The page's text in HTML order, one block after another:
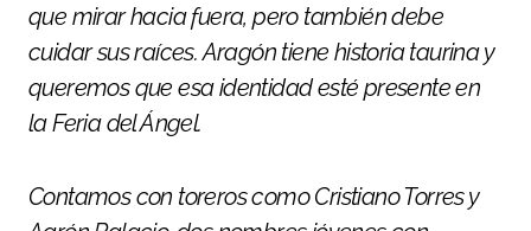
que mirar hacia fuera, pero también debe
cuidar sus raíces. Aragón tiene historia taurina y
queremos que esa identidad esté presente en
la Feria del Ángel.
Contamos con toreros como Cristiano Torres y